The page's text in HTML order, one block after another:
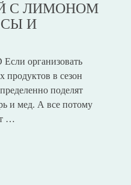
С ЛИМОНОМ
И
организовать
продуктов в сезон
поделят
и мед. А все потому
…